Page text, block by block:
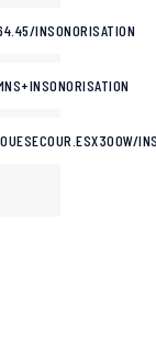
INSONORISATION